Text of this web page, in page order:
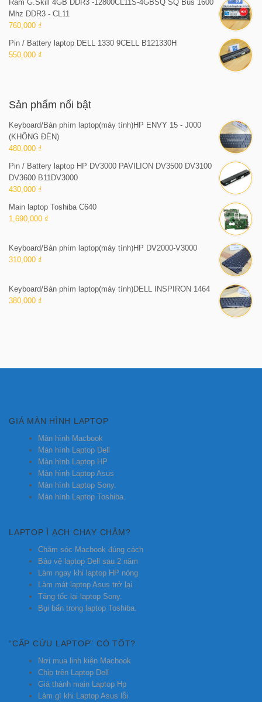
Ram G.Skill 4GB DDR3 -12800CL11S-4GBSQ SQ Bus 1600
Mhz DDR3 - CL11
760,000 ₫
Pin / Battery laptop DELL 1330 9CELL B121330H
550,000 ₫
Sản phẩm nổi bật
Keyboard/Bàn phím laptop(máy tính)HP ENVY 15 - J000
(KHÔNG ĐÈN)
480,000 ₫
Pin / Battery laptop HP DV3000 PAVILION DV3500 DV3100
DV3600 B11DV3000
430,000 ₫
Main laptop Toshiba C640
1,690,000 ₫
Keyboard/Bàn phím laptop(máy tính)HP DV2000-V3000
310,000 ₫
Keyboard/Bàn phím laptop(máy tính)DELL INSPIRON 1464
380,000 ₫
GIÁ MÀN HÌNH LAPTOP
Màn hình Macbook
Màn hình Laptop Dell
Màn hình Laptop HP
Màn hình Laptop Asus
Màn hình Laptop Sony.
Màn hình Laptop Toshiba.
LAPTOP Ì ẠCH CHẠY CHẬM?
Chăm sóc Macbook đúng cách
Bảo vệ laptop Dell sau 2 năm
Làm ngay khi laptop HP nóng
Làm mát laptop Asus trở lại
Tăng tốc lại laptop Sony.
Bụi bẩn trong laptop Toshiba.
“CẤP CỨU LAPTOP” CÓ TỐT?
Nơi mua linh kiện Macbook
Chip trên Laptop Dell
Giá thành main Laptop Hp
Làm gì khi Laptop Asus lỗi